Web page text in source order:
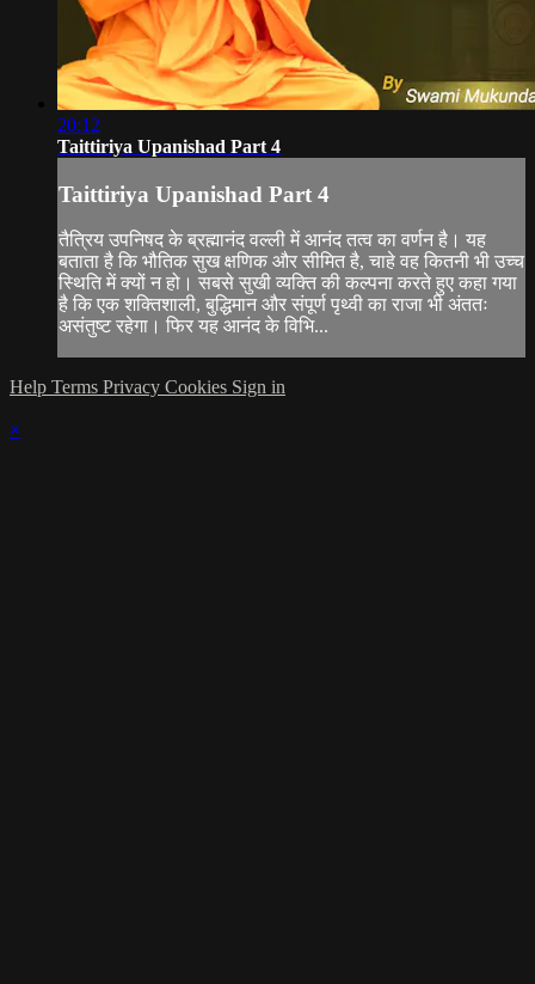
20:12
Taittiriya Upanishad Part 4
Taittiriya Upanishad Part 4
तैत्रिय उपनिषद के ब्रह्मानंद वल्ली में आनंद तत्व का वर्णन है। यह
बताता है कि भौतिक सुख क्षणिक और सीमित है, चाहे वह कितनी भी उच्च
स्थिति में क्यों न हो। सबसे सुखी व्यक्ति की कल्पना करते हुए कहा गया
है कि एक शक्तिशाली, बुद्धिमान और संपूर्ण पृथ्वी का राजा भी अंततः
असंतुष्ट रहेगा। फिर यह आनंद के विभि...
Help Terms Privacy Cookies Sign in
×